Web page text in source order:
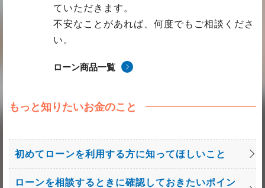
ていただきます。
不安なことがあれば、何度でもご相談くださ
い。
ローン商品一覧
もっと知りたいお金のこと
初めてローンを利用する方に知ってほしいこと
ローンを相談するときに確認しておきたいポイン